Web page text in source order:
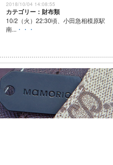
2018/10/04 14:08:55
カテゴリー：財布類
10/2（火）22:30頃、小田急相模原駅
南... ・・・